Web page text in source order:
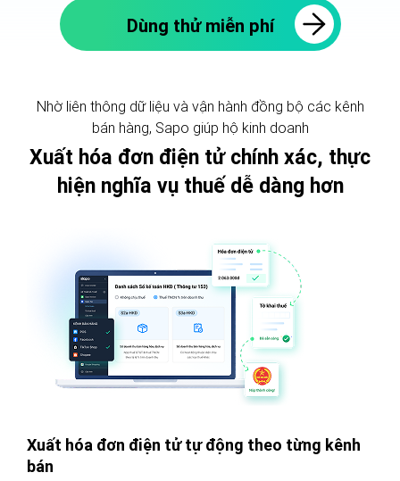
Dùng thử miễn phí
Nhờ liên thông dữ liệu và vận hành đồng bộ các kênh
bán hàng, Sapo giúp hộ kinh doanh
Xuất hóa đơn điện tử chính xác, thực
hiện nghĩa vụ thuế dễ dàng hơn
Xuất hóa đơn điện tử tự động theo từng kênh
bán